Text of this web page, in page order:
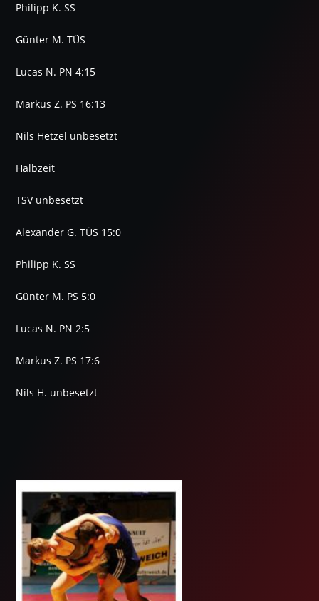
Philipp K. SS
Günter M. TÜS
Lucas N. PN 4:15
Markus Z. PS 16:13
Nils Hetzel unbesetzt
Halbzeit
TSV unbesetzt
Alexander G. TÜS 15:0
Philipp K. SS
Günter M. PS 5:0
Lucas N. PN 2:5
Markus Z. PS 17:6
Nils H. unbesetzt